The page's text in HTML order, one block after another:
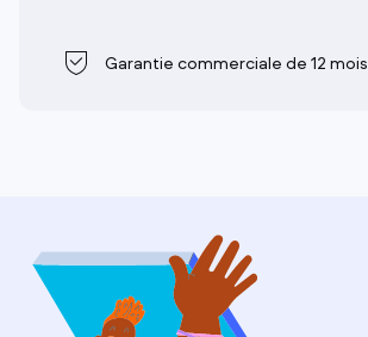
Garantie commerciale de 12 mois